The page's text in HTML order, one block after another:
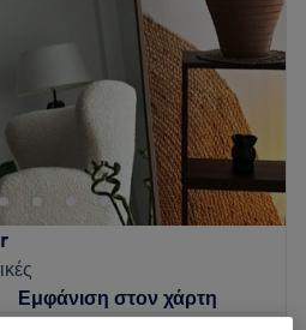
Εμφάνιση στον χάρτη